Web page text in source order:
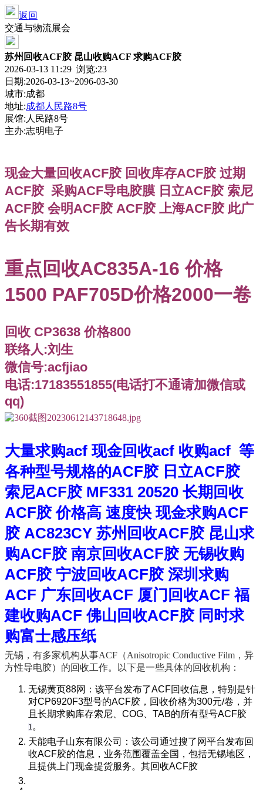
返回
交通与物流展会
苏州回收ACF胶 昆山收购ACF 求购ACF胶
2026-03-13 11:29 浏览:23
日期:2026-03-13~2096-03-30
城市:成都
地址:成都人民路8号
展馆:人民路8号
主办:志明电子
现金大量回收ACF胶 回收库存ACF胶 过期
ACF胶 采购ACF导电胶膜 日立ACF胶 索尼
ACF胶 会明ACF胶 ACF胶 上海ACF胶 此广
告长期有效
重点回收AC835A-16 价格
1500 PAF705D价格2000一卷
回收 CP3638 价格800
联络人:刘生
微信号:acfjiao
电话:17183551855(电话打不通请加微信或
qq)
大量求购acf 现金回收acf 收购acf 等
各种型号规格的ACF胶 日立ACF胶
索尼ACF胶 MF331 20520 长期回收
ACF胶 价格高 速度快 现金求购ACF
胶 AC823CY 苏州回收ACF胶 昆山求
购ACF胶 南京回收ACF胶 无锡收购
ACF胶 宁波回收ACF胶 深圳求购
ACF 广东回收ACF 厦门回收ACF 福
建收购ACF 佛山回收ACF胶 同时求
购富士感压纸
无锡，有多家机构从事ACF（Anisotropic Conductive Film，异
方性导电胶）的回收工作。以下是一些具体的回收机构：
无锡黄页88网 ‌：该平台发布了ACF回收信息，特别是针
对CP6920F3型号的ACF胶，回收价格为300元/卷，并
且长期求购库存索尼、COG、TAB的所有型号ACF胶‌
1 。
天能电子山东有限公司
‌：该公司通过搜了网平台发布回
收ACF胶的信息，业务范围覆盖全国，包括无锡地区，
且提供上门现金提货服务。其回收ACF胶